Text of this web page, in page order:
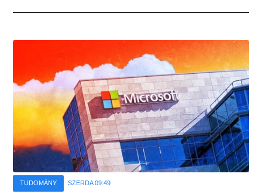
TUDOMÁNY SZERDA 09:49